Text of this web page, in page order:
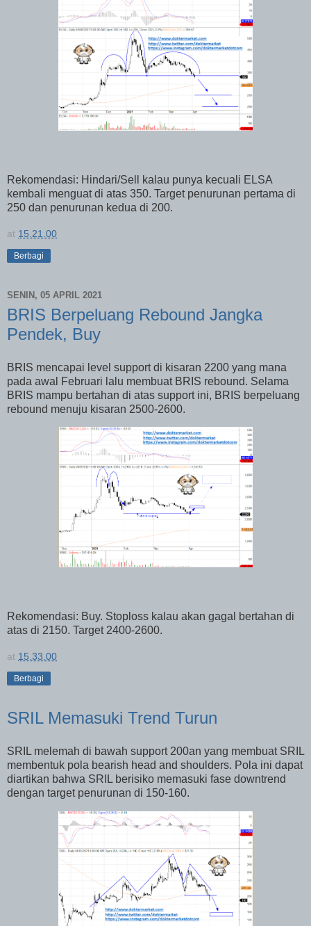
Rekomendasi: Hindari/Sell kalau punya kecuali ELSA
kembali menguat di atas 350. Target penurunan pertama di
250 dan penurunan kedua di 200.
at 15.21.00
Berbagi
SENIN, 05 APRIL 2021
BRIS Berpeluang Rebound Jangka
Pendek, Buy
BRIS mencapai level support di kisaran 2200 yang mana
pada awal Februari lalu membuat BRIS rebound. Selama
BRIS mampu bertahan di atas support ini, BRIS berpeluang
rebound menuju kisaran 2500-2600.
Rekomendasi: Buy. Stoploss kalau akan gagal bertahan di
atas di 2150. Target 2400-2600.
at 15.33.00
Berbagi
SRIL Memasuki Trend Turun
SRIL melemah di bawah support 200an yang membuat SRIL
membentuk pola bearish head and shoulders. Pola ini dapat
diartikan bahwa SRIL berisiko memasuki fase downtrend
dengan target penurunan di 150-160.